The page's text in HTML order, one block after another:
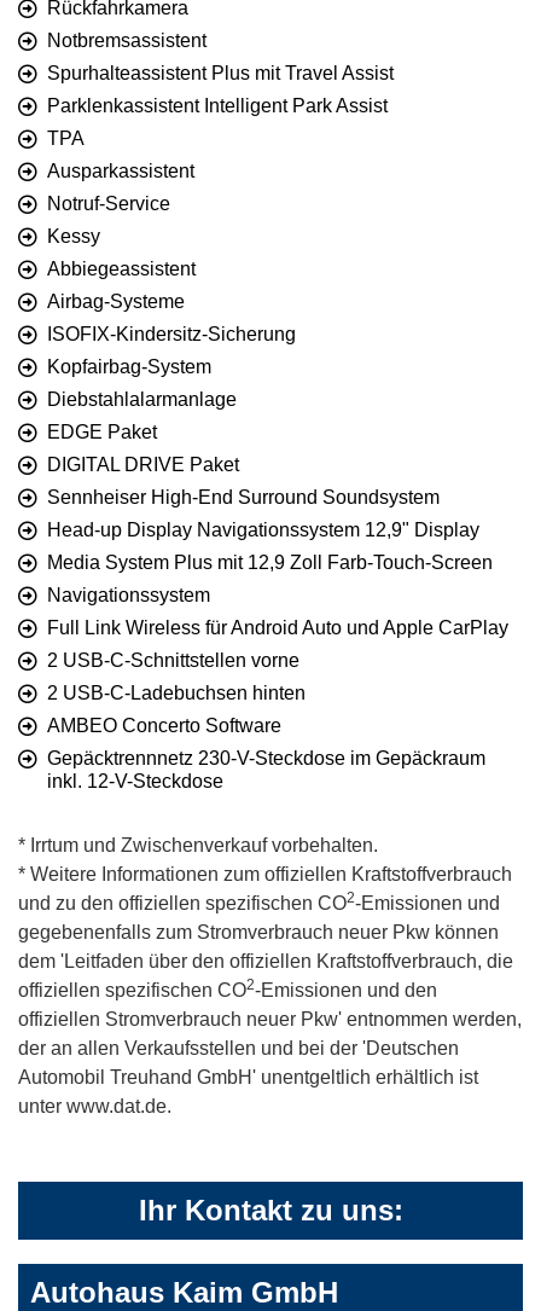
Rückfahrkamera
Notbremsassistent
Spurhalteassistent Plus mit Travel Assist
Parklenkassistent Intelligent Park Assist
TPA
Ausparkassistent
Notruf-Service
Kessy
Abbiegeassistent
Airbag-Systeme
ISOFIX-Kindersitz-Sicherung
Kopfairbag-System
Diebstahlalarmanlage
EDGE Paket
DIGITAL DRIVE Paket
Sennheiser High-End Surround Soundsystem
Head-up Display Navigationssystem 12,9" Display
Media System Plus mit 12,9 Zoll Farb-Touch-Screen
Navigationssystem
Full Link Wireless für Android Auto und Apple CarPlay
2 USB-C-Schnittstellen vorne
2 USB-C-Ladebuchsen hinten
AMBEO Concerto Software
Gepäcktrennnetz 230-V-Steckdose im Gepäckraum
inkl. 12-V-Steckdose
* Irrtum und Zwischenverkauf vorbehalten.
* Weitere Informationen zum offiziellen Kraftstoffverbrauch
und zu den offiziellen spezifischen CO2-Emissionen und
gegebenenfalls zum Stromverbrauch neuer Pkw können
dem 'Leitfaden über den offiziellen Kraftstoffverbrauch, die
offiziellen spezifischen CO2-Emissionen und den
offiziellen Stromverbrauch neuer Pkw' entnommen werden,
der an allen Verkaufsstellen und bei der 'Deutschen
Automobil Treuhand GmbH' unentgeltlich erhältlich ist
unter www.dat.de.
Ihr Kontakt zu uns:
Autohaus Kaim GmbH